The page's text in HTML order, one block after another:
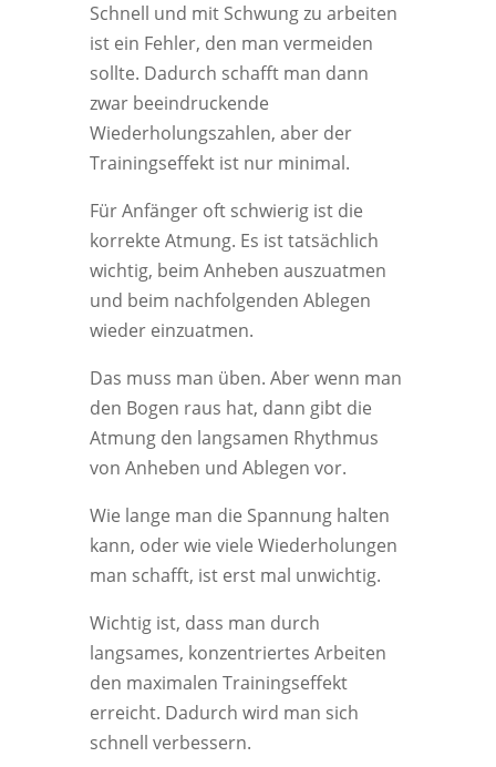
Schnell und mit Schwung zu arbeiten
ist ein Fehler, den man vermeiden
sollte. Dadurch schafft man dann
zwar beeindruckende
Wiederholungszahlen, aber der
Trainingseffekt ist nur minimal.
Für Anfänger oft schwierig ist die
korrekte Atmung. Es ist tatsächlich
wichtig, beim Anheben auszuatmen
und beim nachfolgenden Ablegen
wieder einzuatmen.
Das muss man üben. Aber wenn man
den Bogen raus hat, dann gibt die
Atmung den langsamen Rhythmus
von Anheben und Ablegen vor.
Wie lange man die Spannung halten
kann, oder wie viele Wiederholungen
man schafft, ist erst mal unwichtig.
Wichtig ist, dass man durch
langsames, konzentriertes Arbeiten
den maximalen Trainingseffekt
erreicht. Dadurch wird man sich
schnell verbessern.